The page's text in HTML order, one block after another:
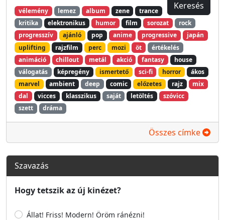
vélemény lemez album zene
trance
kritika
elektronikus humor film sorozat
rock
progresszív
ajánló pop anime progressive
japán
uplifting
rajzfilm perc mozi öt
értékelés
animáció
chillout metál akció fantasy
house
válogatás
képregény ismertető sci-fi horror
ákos
marvel
ambient deep comic előzetes rajz
mix
dal
vicces klasszikus saját letöltés
szóvicc
szett
dráma
Összes címke
Szavazás
Hogy tetszik az új kinézet?
Állat! Friss! Modern! Öröm ránézni!